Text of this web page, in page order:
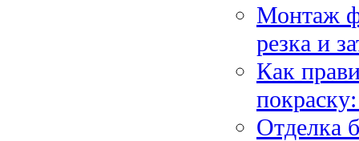
Монтаж
резка и
Как
Отделка